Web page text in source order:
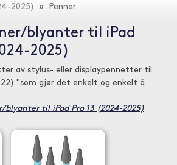
2025) » Penner
blyanter til iPad
2025)
av stylus- eller displaypennetter til
"som gjør det enkelt og enkelt å
blyanter til iPad Pro 13 (2024-2025)